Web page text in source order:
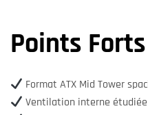
Points Forts
Format ATX Mid Tower
Ventilation interne étudiée